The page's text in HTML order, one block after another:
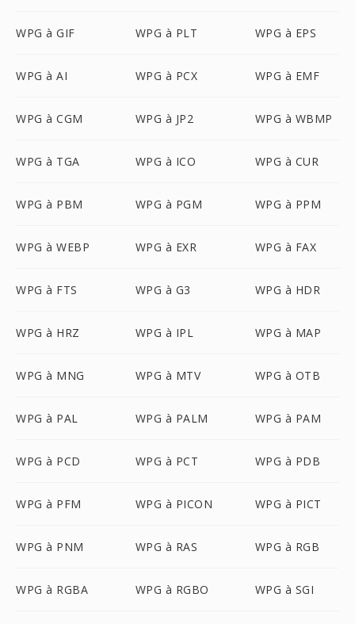
WPG à GIF WPG à PLT WPG à EPS
WPG à AI WPG à PCX WPG à EMF
WPG à CGM WPG à JP2 WPG à WBMP
WPG à TGA WPG à ICO WPG à CUR
WPG à PBM WPG à PGM WPG à PPM
WPG à WEBP WPG à EXR WPG à FAX
WPG à FTS WPG à G3 WPG à HDR
WPG à HRZ WPG à IPL WPG à MAP
WPG à MNG WPG à MTV WPG à OTB
WPG à PAL WPG à PALM WPG à PAM
WPG à PCD WPG à PCT WPG à PDB
WPG à PFM WPG à PICON WPG à PICT
WPG à PNM WPG à RAS WPG à RGB
WPG à RGBA WPG à RGBO WPG à SGI